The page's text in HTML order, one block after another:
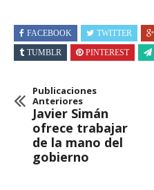
FACEBOOK TWITTER
TUMBLR
PINTEREST
Publicaciones
Anteriores
Javier Simán
ofrece trabajar
de la mano del
gobierno